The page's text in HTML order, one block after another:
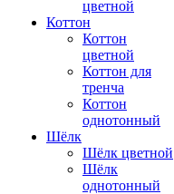
цветной
Коттон
Коттон
цветной
Коттон для
тренча
Коттон
однотонный
Шёлк
Шёлк цветной
Шёлк
однотонный